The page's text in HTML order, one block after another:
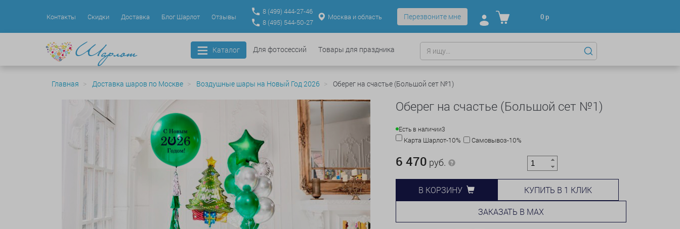
Контакты Скидки Доставка Блог Шарлот Отзывы
8 (499) 444-27-46
8 (495) 544-50-27
Москва и область Перезвоните мне 0р
Каталог Для фотосессий Товары для праздника
Главная Доставка шаров по Москве Воздушные шары на Новый Год 2026 Оберег на счастье (Большой сет №1)
Оберег на счастье (Большой сет №1)
Есть в наличии3
Карта Шарлот-10% Самовывоз-10%
6 470 руб.
В КОРЗИНУ КУПИТЬ В 1 КЛИК
ЗАКАЗАТЬ В MAX